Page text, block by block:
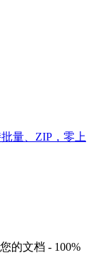
量、ZIP，零上
的文档 - 100%